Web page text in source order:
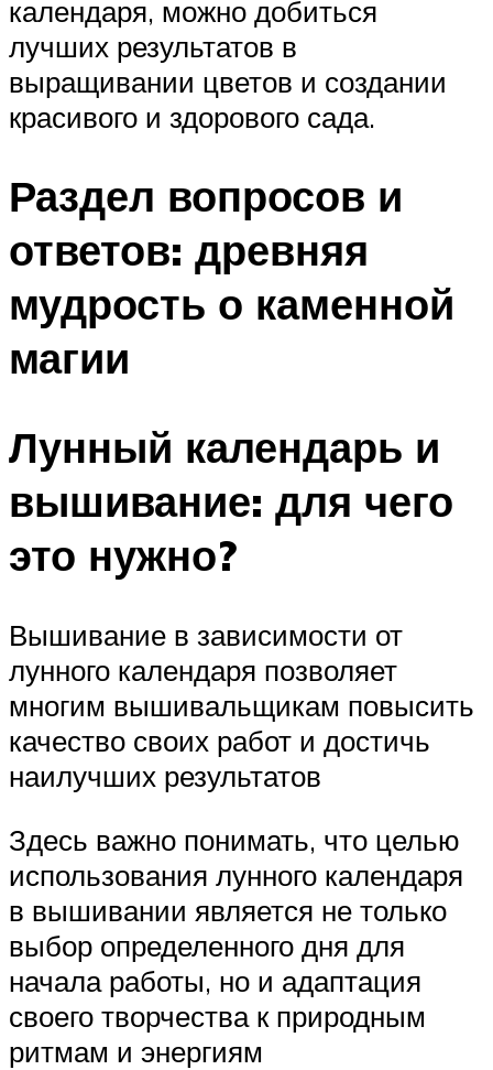
календаря, можно добиться
лучших результатов в
выращивании цветов и создании
красивого и здорового сада.
Раздел вопросов и
ответов: древняя
мудрость о каменной
магии
Лунный календарь и
вышивание: для чего
это нужно?
Вышивание в зависимости от
лунного календаря позволяет
многим вышивальщикам повысить
качество своих работ и достичь
наилучших результатов
Здесь важно понимать, что целью
использования лунного календаря
в вышивании является не только
выбор определенного дня для
начала работы, но и адаптация
своего творчества к природным
ритмам и энергиям